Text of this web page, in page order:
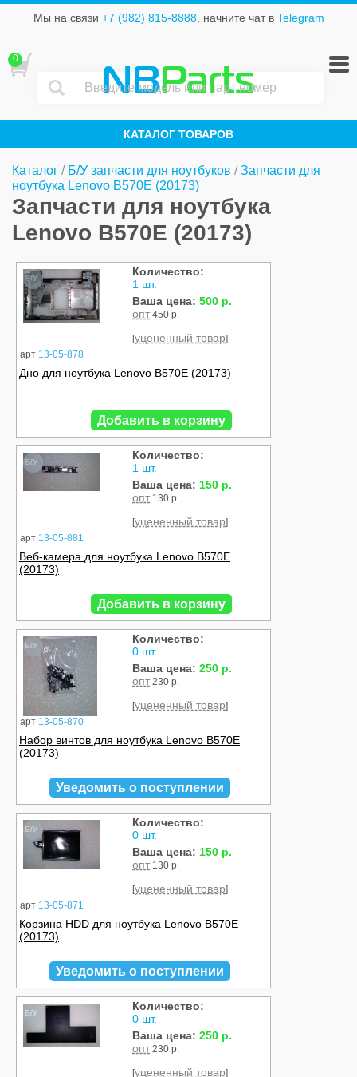
Мы на связи +7 (982) 815-8888, начните чат в Telegram
NBParts
КАТАЛОГ ТОВАРОВ
0
Каталог / Б/У запчасти для ноутбуков /Запчасти для
ноутбука Lenovo B570E (20173)
Запчасти для ноутбука
Lenovo B570E (20173)
Б/У
арт 13-05-878
Количество:
1 шт.
Ваша цена: 500 р.
опт 450 р.
[уцененный товар]
Дно для ноутбука Lenovo B570E (20173)
Добавить в корзину
Б/У
арт 13-05-881
Количество:
1 шт.
Ваша цена: 150 р.
опт 130 р.
[уцененный товар]
Веб-камера для ноутбука Lenovo B570E
(20173)
Добавить в корзину
Б/У
арт 13-05-870
Количество:
0 шт.
Ваша цена: 250 р.
опт 230 р.
[уцененный товар]
Набор винтов для ноутбука Lenovo B570E
(20173)
Уведомить о поступлении
Б/У
арт 13-05-871
Количество:
0 шт.
Ваша цена: 150 р.
опт 130 р.
[уцененный товар]
Корзина HDD для ноутбука Lenovo B570E
(20173)
Уведомить о поступлении
Б/У
Количество:
0 шт.
Ваша цена: 250 р.
опт 230 р.
[уцененный товар]